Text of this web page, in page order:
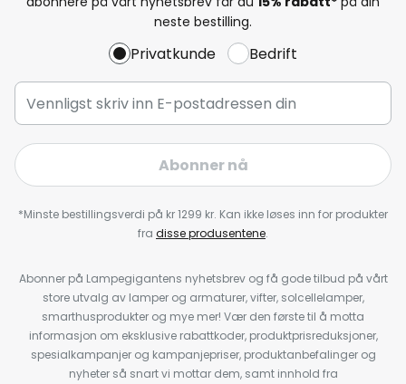
neste bestilling.
Privatkunde Bedrift
Abonner nå
*Minste bestillingsverdi på kr 1299 kr. Kan ikke løses inn for produkter
fra disse produsentene.
Abonner på Lampegigantens nyhetsbrev og få gode tilbud på vårt
store utvalg av lamper og armaturer, vifter, solcellelamper,
smarthusprodukter og mye mer! Vær den første til å motta
informasjon om eksklusive rabattkoder, produktprisreduksjoner,
spesialkampanjer og kampanjepriser, produktanbefalinger og
nyheter så snart vi mottar dem, samt innhold fra